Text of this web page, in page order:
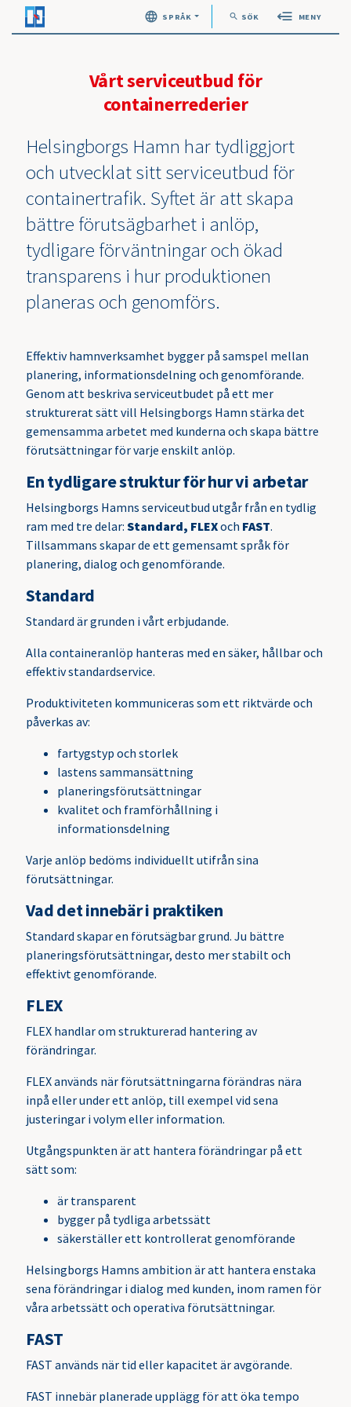
SPRÅK search
Öppna sök
SÖK MENY
Vårt serviceutbud för
containerrederier
Helsingborgs Hamn har tydliggjort
och utvecklat sitt serviceutbud för
containertrafik. Syftet är att skapa
bättre förutsägbarhet i anlöp,
tydligare förväntningar och ökad
transparens i hur produktionen
planeras och genomförs.
Effektiv hamnverksamhet bygger på samspel mellan
planering, informationsdelning och genomförande.
Genom att beskriva serviceutbudet på ett mer
strukturerat sätt vill Helsingborgs Hamn stärka det
gemensamma arbetet med kunderna och skapa bättre
förutsättningar för varje enskilt anlöp.
En tydligare struktur för hur vi arbetar
Helsingborgs Hamns serviceutbud utgår från en tydlig
ram med tre delar: Standard, FLEXoch FAST.
Tillsammans skapar de ett gemensamt språk för
planering, dialog och genomförande.
Standard
Standard är grunden i vårt erbjudande.
Alla containeranlöp hanteras med en säker, hållbar och
effektiv standardservice.
Produktiviteten kommuniceras som ett riktvärde och
påverkas av:
fartygstyp och storlek
lastens sammansättning
planeringsförutsättningar
kvalitet och framförhållning i
informationsdelning
Varje anlöp bedöms individuellt utifrån sina
förutsättningar.
Vad det innebär i praktiken
Standard skapar en förutsägbar grund. Ju bättre
planeringsförutsättningar, desto mer stabilt och
effektivt genomförande.
FLEX
FLEX handlar om strukturerad hantering av
förändringar.
FLEX används när förutsättningarna förändras nära
inpå eller under ett anlöp, till exempel vid sena
justeringar i volym eller information.
Utgångspunkten är att hantera förändringar på ett
sätt som:
är transparent
bygger på tydliga arbetssätt
säkerställer ett kontrollerat genomförande
Helsingborgs Hamns ambition är att hantera enstaka
sena förändringar i dialog med kunden, inom ramen för
våra arbetssätt och operativa förutsättningar.
FAST
FAST används när tid eller kapacitet är avgörande.
FAST innebär planerade upplägg för att öka tempo